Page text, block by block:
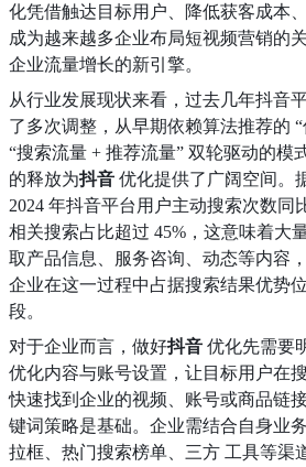
化凭借触达目标用户、降低获客成本
成为越来越多企业布局短视频营销的
企业流量增长的新引擎。
从行业发展现状来看，过去几年抖音
了多次调整，从早期依赖算法推荐的
“搜索流量 + 推荐流量” 双轮驱动的模
的释放为抖音 优化提供了广阔空间。
2024 年抖音平台用户主动搜索次数同
相关搜索占比超过 45%，这意味着大
取产品信息、服务咨询、动态等内容
企业在这一过程中占据搜索结果优势
段。
对于企业而言，做好抖音 优化先需要
优化内容与账号设置，让目标用户在
快速找到企业的视频、账号或商品链
键词策略是基础。企业需结合自身业
拉框、热门搜索榜单、三方 工具等渠